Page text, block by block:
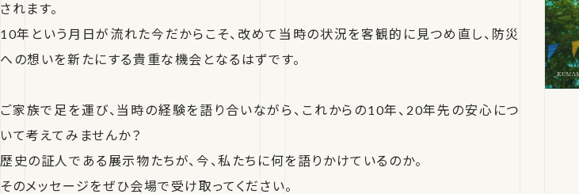
されます。
10年という月日が流れた今だからこそ、改めて当時の状況を客観的に見つめ直し、防災
への想いを新たにする貴重な機会となるはずです。
ご家族で足を運び、当時の経験を語り合いながら、これからの10年、20年先の安心につ
いて考えてみませんか？
歴史の証人である展示物たちが、今、私たちに何を語りかけているのか。
そのメッセージをぜひ会場で受け取ってください。